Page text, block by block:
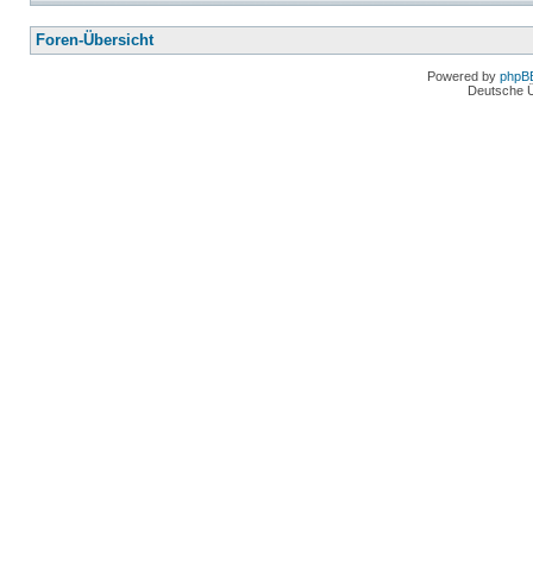
Foren-Übersicht
Powered by
Deutsche